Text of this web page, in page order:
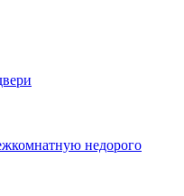
недорого